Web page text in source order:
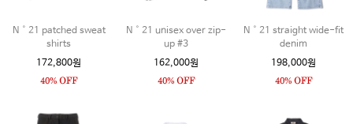
N˚21 patched sweat
shirts
172,800원
N˚21 unisex over zip-
up #3
162,000원
N˚21 straight wide-fit
denim
198,000원